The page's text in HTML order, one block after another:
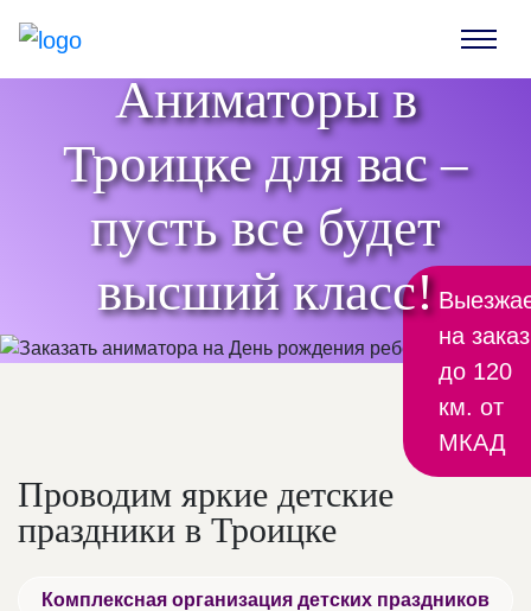
Аниматоры в
Троицке для вас –
пусть все будет
высший класс!
на заказ
до 120
км. от
МКАД
Проводим яркие детские
праздники в Троицке
Комплексная организация детских праздников